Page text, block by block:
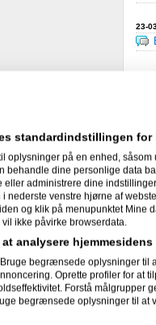
23-
05-
standardindstillingen
oplysninger på en enhed,
dine personlige data
administrere dine
nederste venstre hjørne af
og klik på menupunktet Mine
ikke påvirke browserdata.
analysere
begrænsede oplysninger til
Oprette profiler for at
Forstå målgrupper
begrænsede oplysninger til at